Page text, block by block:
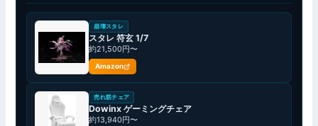
崩壊スタレ
スタレ 符玄 1/7
約21,500円〜
Amazon
売れ筋チェア
Dowinx ゲーミングチェア
約13,940円〜